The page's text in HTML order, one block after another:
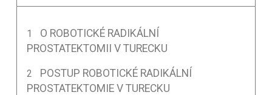
O ROBOTICKÉ RADIKÁLNÍ
PROSTATEKTOMII V TURECKU
POSTUP ROBOTICKÉ RADIKÁLNÍ
PROSTATEKTOMIE V TURECKU